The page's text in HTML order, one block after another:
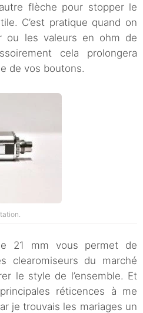
flèche pour stopper le
C’est pratique quand on
ou les valeurs en ohm de
cela prolongera
de vos boutons.
21 mm vous permet de
clearomiseurs du marché
le style de l’ensemble. Et
réticences à me
je trouvais les mariages un